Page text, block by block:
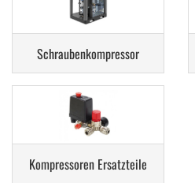
Schraubenkompressor
Kompressoren Ersatzteile